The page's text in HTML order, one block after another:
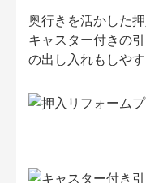
奥行きを活かした
キャスター付きの
の出し入れもしや